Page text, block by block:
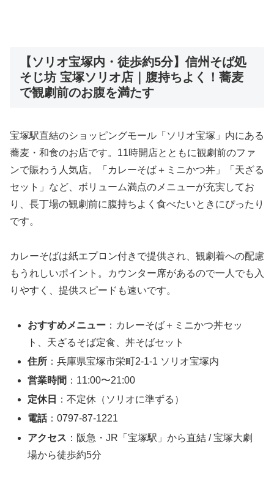
【ソリオ宝塚内・徒歩約5分】信州そば処
そじ坊 宝塚ソリオ店｜腹持ちよく！蕎麦
で観劇前のお腹を満たす
宝塚駅直結のショッピングモール「ソリオ宝塚」内にある
蕎麦・和食のお店です。11時開店とともに観劇前のファ
ンで賑わう人気店。「カレーそば＋ミニかつ丼」「天ざる
セット」など、ボリューム満点のメニューが充実してお
り、長丁場の観劇前に腹持ちよく食べたいときにぴったり
です。
カレーそばは紙エプロン付きで提供され、観劇着への配慮
もうれしいポイント。カウンター席があるので一人でも入
りやすく、提供スピードも速いです。
おすすめメニュー ：カレーそば＋ミニかつ丼セッ
ト、天ざるそば定食、丼そばセット
住所 ：兵庫県宝塚市栄町2-1-1 ソリオ宝塚内
営業時間 ：11:00〜21:00
定休日
：不定休（ソリオに準ずる）
電話：0797-87-1221
アクセス ：阪急・JR「宝塚駅」から直結 / 宝塚大劇
場から徒歩約5分